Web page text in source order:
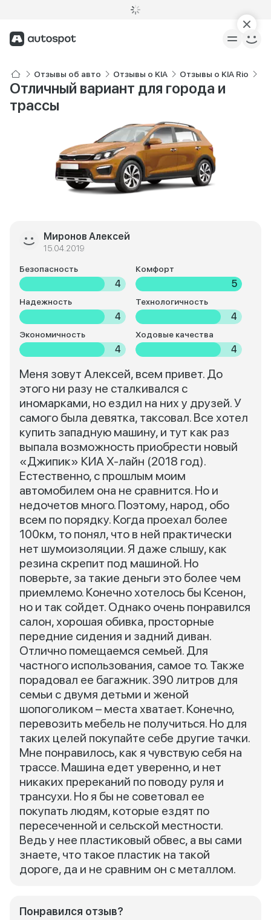
Отзывы об авто Отзывы о KIA Отзывы о KIA Rio
Отличный вариант для города и
трассы
Миронов Алексей
15.04.2019
Безопасность
4
Комфорт
5
Надежность
4
Технологичность
4
Экономичность
4
Ходовые качества
4
Меня зовут Алексей, всем привет. До
этого ни разу не сталкивался с
иномарками, но ездил на них у друзей. У
самого была девятка, таксовал. Все хотел
купить западную машину, и тут как раз
выпала возможность приобрести новый
«Джипик» КИА X-лайн (2018 год).
Естественно, с прошлым моим
автомобилем она не сравнится. Но и
недочетов много. Поэтому, народ, обо
всем по порядку. Когда проехал более
100км, то понял, что в ней практически
нет шумоизоляции. Я даже слышу, как
резина скрепит под машиной. Но
поверьте, за такие деньги это более чем
приемлемо. Конечно хотелось бы Ксенон,
но и так сойдет. Однако очень понравился
салон, хорошая обивка, просторные
передние сидения и задний диван.
Отлично помещаемся семьей. Для
частного использования, самое то. Также
порадовал ее багажник. 390 литров для
семьи с двумя детьми и женой
шопоголиком – места хватает. Конечно,
перевозить мебель не получиться. Но для
таких целей покупайте себе другие тачки.
Мне понравилось, как я чувствую себя на
трассе. Машина едет уверенно, и нет
никаких пререканий по поводу руля и
трансухи. Но я бы не советовал ее
покупать людям, которые ездят по
пересеченной и сельской местности.
Ведь у нее пластиковый обвес, а вы сами
знаете, что такое пластик на такой
дороге, да и не сравним он с металлом.
Понравился отзыв?